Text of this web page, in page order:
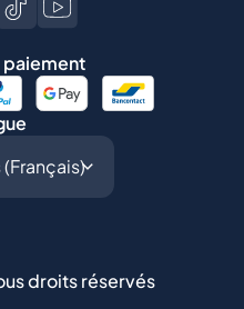
paiement
droits réservés